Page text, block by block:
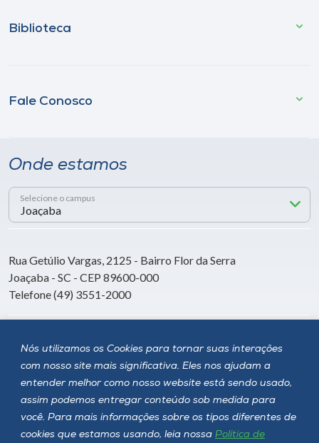
Nós utilizamos os Cookies para tornar suas interações
com nosso site mais significativa. Eles nos ajudam a
entender melhor como nosso website está sendo usado,
assim podemos entregar conteúdo sob medida para
você. Para mais informações sobre os tipos diferentes de
cookies que estamos usando, leia nossa Política de
Biblioteca
Fale Conosco
Onde estamos
Selecione o campus
Rua Getúlio Vargas, 2125 - Bairro Flor da Serra
Joaçaba - SC - CEP 89600-000
Telefone (49) 3551-2000
Siga a Unoesc